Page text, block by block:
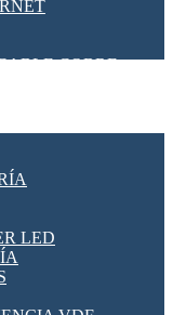
COBRE
LED